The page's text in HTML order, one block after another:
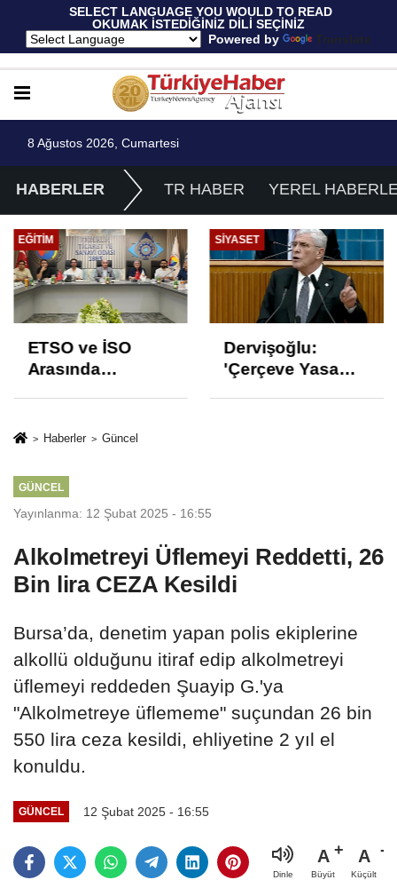
SELECT LANGUAGE YOU WOULD TO READ
OKUMAK İSTEDİĞİNİZ DİLİ SEÇİNİZ
Powered by
Translate
8 Ağustos 2026, Cumartesi
HABERLER TR HABER YEREL
EĞITIM
ETSO ve İSO
Arasında
Protokolü
SIYASET
Dervişoğlu:
'Çerçeve Yasa
Haberler Güncel
GÜNCEL
Yayınlanma: 12 Şubat 2025 - 16:55
Alkolmetreyi Üflemeyi Reddetti, 26
Bin lira CEZA Kesildi
Bursa’da, denetim yapan polis ekiplerine
alkollü olduğunu itiraf edip alkolmetreyi
üflemeyi reddeden Şuayip G.'ya
"Alkolmetreye üflememe" suçundan 26 bin
550 lira ceza kesildi, ehliyetine 2 yıl el
konuldu.
GÜNCEL 12 Şubat 2025 - 16:55
Dinle
A
Büyüt
A
Küçült